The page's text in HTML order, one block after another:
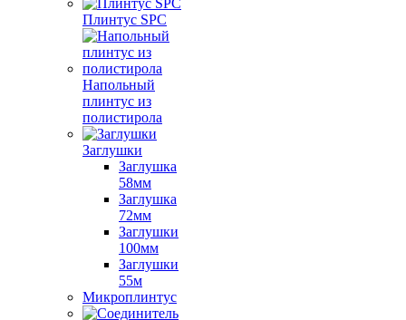
Плинтус SPC
Напольный
плинтус из
полистирола
Заглушки
Заглушка
58мм
Заглушка
72мм
Заглушки
100мм
Заглушки
55м
Микроплинтус